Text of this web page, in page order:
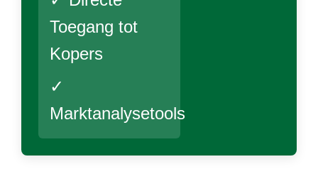
Toegang tot
Kopers
✓
Marktanalysetools